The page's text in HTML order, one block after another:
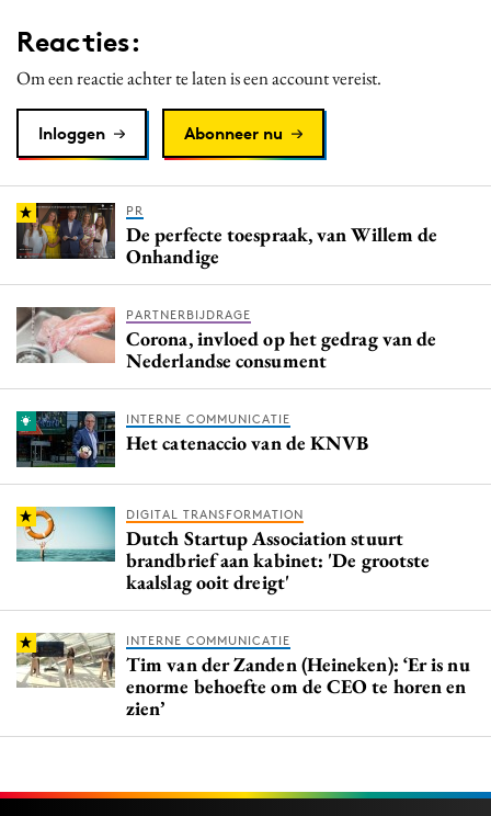
Reacties:
Om een reactie achter te laten is een account vereist.
Inloggen Abonneer nu
PR
De perfecte toespraak, van Willem de
Onhandige
PARTNERBIJDRAGE
Corona, invloed op het gedrag van de
Nederlandse consument
INTERNE COMMUNICATIE
Het catenaccio van de KNVB
DIGITAL TRANSFORMATION
Dutch Startup Association stuurt
brandbrief aan kabinet: 'De grootste
kaalslag ooit dreigt'
INTERNE COMMUNICATIE
Tim van der Zanden (Heineken): ‘Er is nu
enorme behoefte om de CEO te horen en
zien’